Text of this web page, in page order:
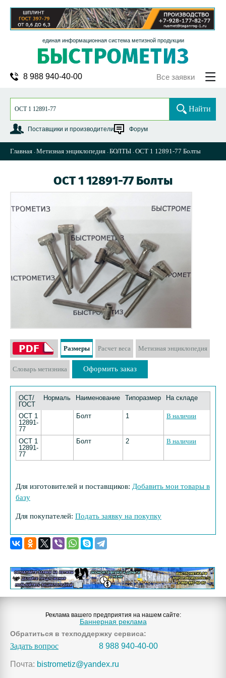
единая информационная система метизной продукции
8 988 940-40-00 Все заявки
Поставщики и производители Форум
Найти
Главная Метизная энциклопедия БОЛТЫ ОСТ 1 12891-77 Болты
ОСТ 1 12891-77 Болты
Размеры Расчет веса Метизная энциклопедия
Словарь метизника Оформить заказ
ОСТ/
ГОСТ
Нормаль Наименование Типоразмер На складе
ОСТ 1
12891-
77
Болт 1 В наличии
ОСТ 1
12891-
77
Болт 2 В наличии
Для изготовителей и поставщиков: Добавить мои товары в
базу
Для покупателей: Подать заявку на покупку
Реклама вашего предприятия на нашем сайте:
Баннерная реклама
Обратиться в техподдержку сервиса:
Задать вопрос 8 988 940-40-00
Почта: bistrometiz@yandex.ru